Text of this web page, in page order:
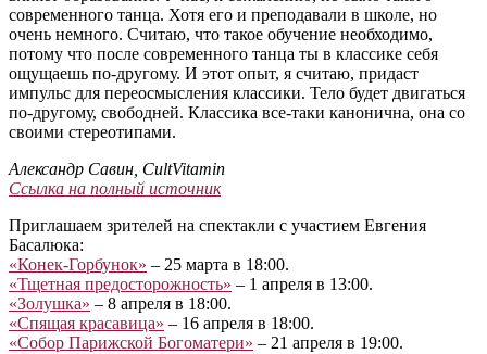
современного танца. Хотя его и преподавали в школе, но
очень немного. Считаю, что такое обучение необходимо,
потому что после современного танца ты в классике себя
ощущаешь по-другому. И этот опыт, я считаю, придаст
импульс для переосмысления классики. Тело будет двигаться
по-другому, свободней. Классика все-таки канонична, она со
своими стереотипами.
Александр Савин, CultVitamin
Ссылка на полный источник
Приглашаем зрителей на спектакли с участием Евгения
Басалюка:
«Конек-Горбунок» – 25 марта в 18:00.
«Тщетная предосторожность» – 1 апреля в 13:00.
«Золушка» – 8 апреля в 18:00.
«Спящая красавица» – 16 апреля в 18:00.
«Собор Парижской Богоматери» – 21 апреля в 19:00.